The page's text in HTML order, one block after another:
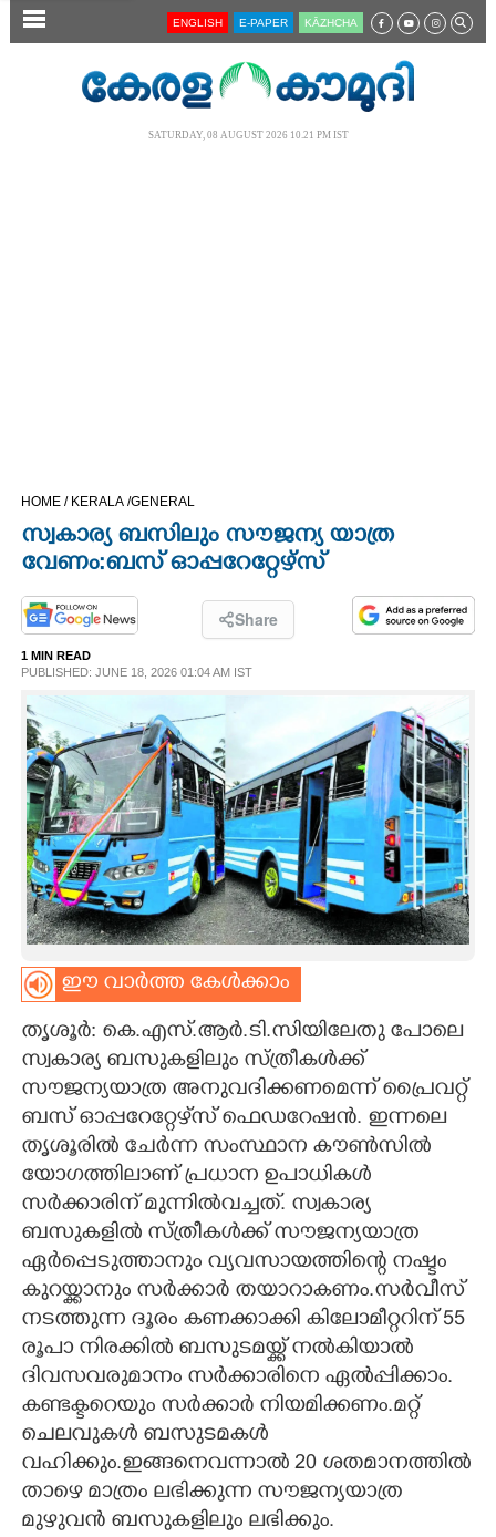
SECTIONS
LIFESTYLE
SPIRITUAL
INFO+
ART
ASTRO
CARTOONS
LITERATURE
ZOOM
CONTACT US
ENGLISH E-PAPER KĀZHCHA
SATURDAY, 08 AUGUST 2026 10.21 PM IST
HOME / KERALA /GENERAL
സ്വകാര്യ ബസിലും സൗജന്യ യാത്ര
വേണം:ബസ് ഓപ്പറേറ്റേഴ്സ്
Share
1 MIN READ
PUBLISHED: JUNE 18, 2026 01:04 AM IST
ഈ വാർത്ത കേൾക്കാം
തൃശൂർ: കെ.എസ്.ആർ.ടി.സിയിലേതു പോലെ
സ്വകാര്യ ബസുകളിലും സ്ത്രീകൾക്ക്
സൗജന്യയാത്ര അനുവദിക്കണമെന്ന് പ്രൈവറ്റ്
ബസ് ഓപ്പറേറ്റേഴ്‌സ് ഫെഡറേഷൻ. ഇന്നലെ
തൃശൂരിൽ ചേർന്ന സംസ്ഥാന കൗൺസിൽ
യോഗത്തിലാണ് പ്രധാന ഉപാധികൾ
സർക്കാരിന് മുന്നിൽവച്ചത്. സ്വകാര്യ
ബസുകളിൽ സ്ത്രീകൾക്ക് സൗജന്യയാത്ര
ഏർപ്പെടുത്താനും വ്യവസായത്തിന്റെ നഷ്ടം
കുറയ്ക്കാനും സർക്കാർ തയാറാകണം.സർവീസ്
നടത്തുന്ന ദൂരം കണക്കാക്കി കിലോമീറ്ററിന് 55
രൂപാ നിരക്കിൽ ബസുടമയ്ക്ക് നൽകിയാൽ
ദിവസവരുമാനം സർക്കാരിനെ ഏൽപ്പിക്കാം.
കണ്ടക്ടറെയും സർക്കാർ നിയമിക്കണം.മറ്റ്
ചെലവുകൾ ബസുടമകൾ
വഹിക്കും.ഇങ്ങനെവന്നാൽ 20 ശതമാനത്തിൽ
താഴെ മാത്രം ലഭിക്കുന്ന സൗജന്യയാത്ര
മുഴുവൻ ബസുകളിലും ലഭിക്കും.